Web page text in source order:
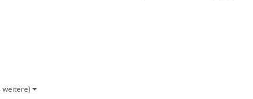
weitere)